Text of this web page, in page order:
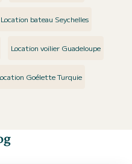
Location bateau Seychelles
Location voilier Guadeloupe
Goélette Turquie